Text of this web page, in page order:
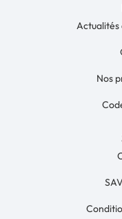
Actualités
Nos